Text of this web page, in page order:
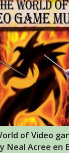
of Video
Neal Acree en